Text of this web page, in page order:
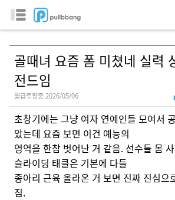
골때녀 요즘 폼 미쳤네 실력
전드임
월급루팡중 2026/05/06
초창기에는 그냥 여자 연예인들 모여서
았는데 요즘 보면 이건 예능의
영역을 한참 벗어난 거 같음. 선수들 몸
슬라이딩 태클은 기본에 다들
종아리 근육 올라온 거 보면 진짜 진심으
짐.